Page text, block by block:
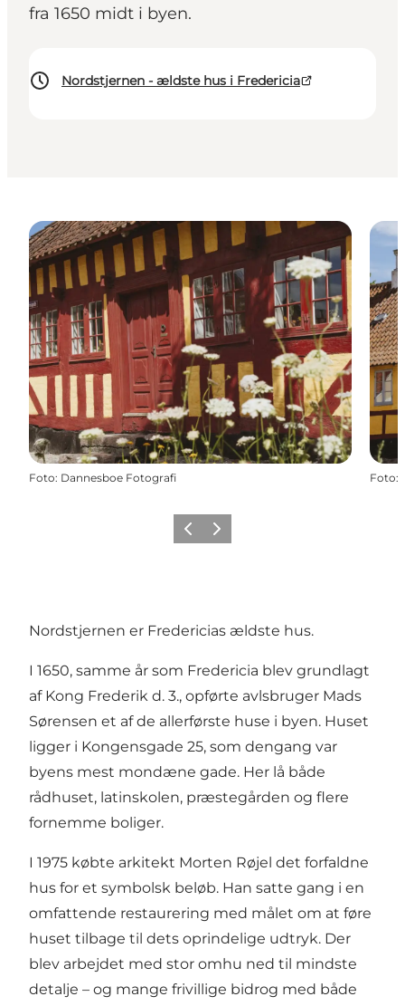
fra 1650 midt i byen.
Nordstjernen - ældste hus i Fredericia
Foto: Dannesboe Fotografi Foto:
Forrige billede
Næste billede
Nordstjernen er Fredericias ældste hus.
I 1650, samme år som Fredericia blev grundlagt
af Kong Frederik d. 3., opførte avlsbruger Mads
Sørensen et af de allerførste huse i byen. Huset
ligger i Kongensgade 25, som dengang var
byens mest mondæne gade. Her lå både
rådhuset, latinskolen, præstegården og flere
fornemme boliger.
I 1975 købte arkitekt Morten Røjel det forfaldne
hus for et symbolsk beløb. Han satte gang i en
omfattende restaurering med målet om at føre
huset tilbage til dets oprindelige udtryk. Der
blev arbejdet med stor omhu ned til mindste
detalje – og mange frivillige bidrog med både